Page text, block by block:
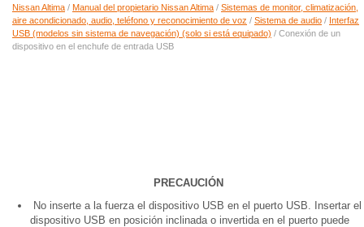
Nissan Altima / Manual del propietario Nissan Altima / Sistemas de monitor, climatización,
aire acondicionado, audio, teléfono y reconocimiento de voz / Sistema de audio / Interfaz
USB (modelos sin sistema de navegación) (solo si está equipado) / Conexión de un
dispositivo en el enchufe de entrada USB
PRECAUCIÓN
No inserte a la fuerza el dispositivo USB en el puerto USB. Insertar el
dispositivo USB en posición inclinada o invertida en el puerto puede